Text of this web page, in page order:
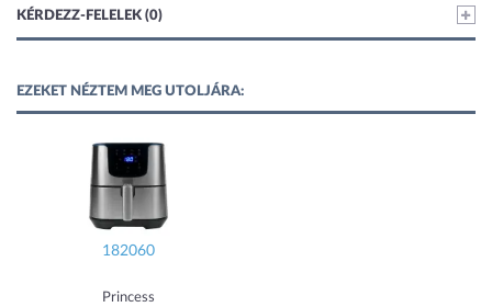
KÉRDEZZ-FELELEK (0)
EZEKET NÉZTEM MEG UTOLJÁRA:
182060
Princess